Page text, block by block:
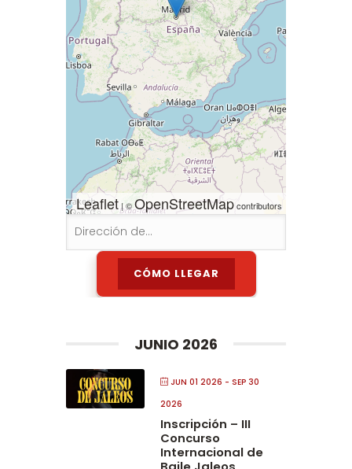
Leaflet| ©OpenStreetMapcontributors
JUNIO 2026
JUN 01 2026 - SEP 30
2026
Inscripción – III
Concurso
Internacional de